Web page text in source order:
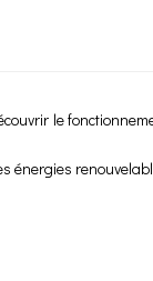
le
énergies